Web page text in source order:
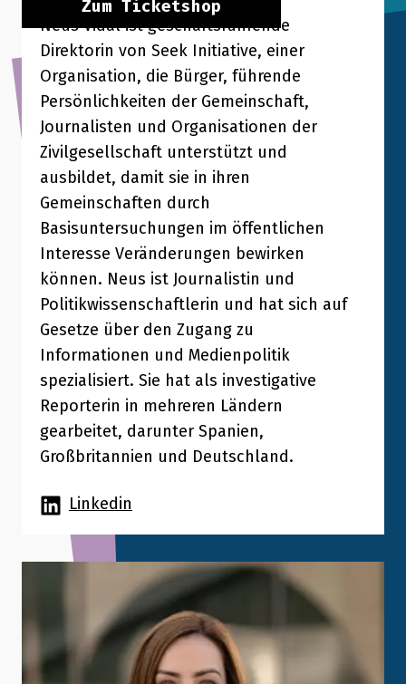
Zum Ticketshop
Neus Vidal ist geschäftsführende
Direktorin von Seek Initiative, einer
Organisation, die Bürger, führende
Persönlichkeiten der Gemeinschaft,
Journalisten und Organisationen der
Zivilgesellschaft unterstützt und
ausbildet, damit sie in ihren
Gemeinschaften durch
Basisuntersuchungen im öffentlichen
Interesse Veränderungen bewirken
können. Neus ist Journalistin und
Politikwissenschaftlerin und hat sich auf
Gesetze über den Zugang zu
Informationen und Medienpolitik
spezialisiert. Sie hat als investigative
Reporterin in mehreren Ländern
gearbeitet, darunter Spanien,
Großbritannien und Deutschland.
Linkedin